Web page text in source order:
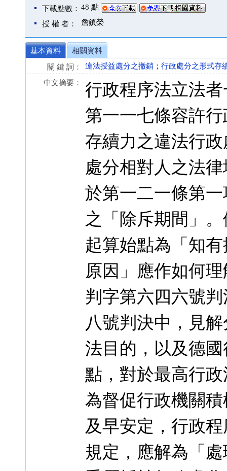
下載點數： 48 點
授 權 者： 詹鎮榮
基本資料
相關資料
關 鍵 詞：
違法授益處分之撤銷 ； 行政處分之形式存
中文摘要：
行政程序法立法
第一一七條容許
存續力之違法行
處分相對人之法
於第一二一條第
之「除斥期間」
起算始點為「知
原因」應作如何
判字第六四六號
八號判決中，見
法目的，以及德
點，對於最高行
為督促行政機關
及早安定，行政
規定，應解為「